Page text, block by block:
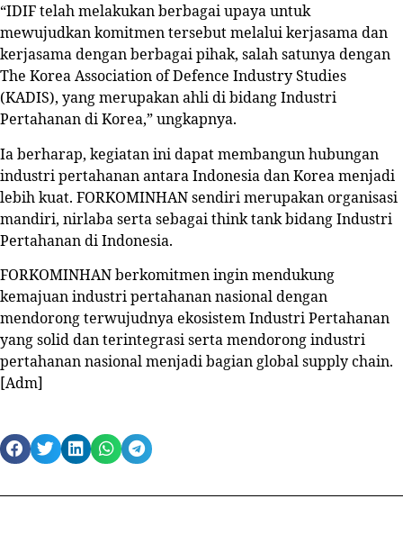
“IDIF telah melakukan berbagai upaya untuk
mewujudkan komitmen tersebut melalui kerjasama dan
kerjasama dengan berbagai pihak, salah satunya dengan
The Korea Association of Defence Industry Studies
(KADIS), yang merupakan ahli di bidang Industri
Pertahanan di Korea,” ungkapnya.
Ia berharap, kegiatan ini dapat membangun hubungan
industri pertahanan antara Indonesia dan Korea menjadi
lebih kuat. FORKOMINHAN sendiri merupakan organisasi
mandiri, nirlaba serta sebagai think tank bidang Industri
Pertahanan di Indonesia.
FORKOMINHAN berkomitmen ingin mendukung
kemajuan industri pertahanan nasional dengan
mendorong terwujudnya ekosistem Industri Pertahanan
yang solid dan terintegrasi serta mendorong industri
pertahanan nasional menjadi bagian global supply chain.
[Adm]